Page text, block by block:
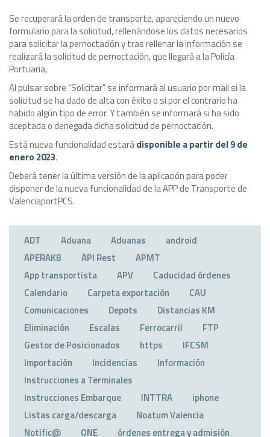
Se recuperará la orden de transporte, apareciendo un nuevo
formulario para la solicitud, rellenándose los datos necesarios
para solicitar la pernoctación y tras rellenar la información se
realizará la solicitud de pernoctación, que llegará a la Policía
Portuaria,
Al pulsar sobre "Solicitar" se informará al usuario por mail si la
solicitud se ha dado de alta con éxito o si por el contrario ha
habido algún tipo de error. Y también se informará si ha sido
aceptada o denegada dicha solicitud de pernoctación.
Está nueva funcionalidad estarádisponible a partir del 9 de
enero 2023.
Deberá tener la última versión de la aplicación para poder
disponer de la nueva funcionalidad de la APP de Transporte de
ValenciaportPCS.
ADT Aduana Aduanas
android
APERAKB
API Rest
APMT
App transportista
APV
Caducidad órdenes
Calendario
Carpeta exportación
CAU
Comunicaciones
Depots
Distancias KM
Eliminación
Escalas Ferrocarril
FTP
Gestor de Posicionados
https
IFCSM
Importación
Incidencias
Información
Instrucciones a Terminales
Instrucciones Embarque
INTTRA
iphone
Listas carga/descarga
Noatum Valencia
Notific@
ONE
órdenes entrega y admisión